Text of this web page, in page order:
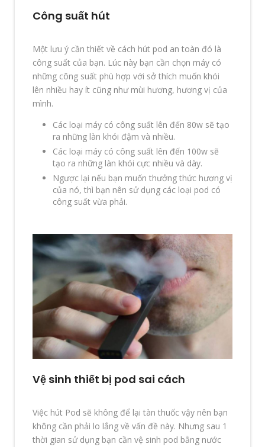
Công suất hút
Một lưu ý cần thiết về cách hút pod an toàn đó là
công suất của bạn. Lúc này bạn cần chọn máy có
những công suất phù hợp với sở thích muốn khói
lên nhiều hay ít cũng như mùi hương, hương vị của
mình.
Các loại máy có công suất lên đến 80w sẽ tạo
ra những làn khói đậm và nhiều.
Các loại máy có công suất lên đến 100w sẽ
tạo ra những làn khói cực nhiều và dày.
Ngược lại nếu bạn muốn thưởng thức hương vị
của nó, thì bạn nên sử dụng các loại pod có
công suất vừa phải.
Vệ sinh thiết bị pod sai cách
Việc hút Pod sẽ không để lại tàn thuốc vậy nên bạn
không cần phải lo lắng về vấn đề này. Nhưng sau 1
thời gian sử dụng bạn cần vệ sinh pod bằng nước